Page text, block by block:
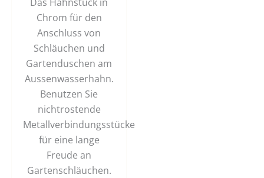
Chrom für den
Anschluss von
Schläuchen und
Gartenduschen am
Aussenwasserhahn.
Benutzen Sie
nichtrostende
Metallverbindungsstücke
für eine lange
Freude an
Gartenschläuchen.